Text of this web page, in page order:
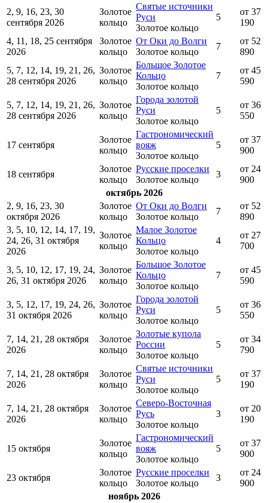
2, 9, 16, 23, 30
сентября 2026
Золотое
кольцо
Святые источники
Руси
Золотое кольцо
5
от 37
190
4, 11, 18, 25 сентября
2026
Золотое
кольцо
От Оки до Волги
Золотое кольцо
7
от 52
890
5, 7, 12, 14, 19, 21, 26,
28 сентября 2026
Золотое
кольцо
Большое Золотое
Кольцо
Золотое кольцо
7
от 45
590
5, 7, 12, 14, 19, 21, 26,
28 сентября 2026
Золотое
кольцо
Города золотой
Руси
Золотое кольцо
5
от 36
550
17 сентября
Золотое
кольцо
Гастрономический
вояж
Золотое кольцо
5
от 37
900
18 сентября
Золотое
кольцо
Русские проселки
Золотое кольцо
3
от 24
900
октябрь 2026
2, 9, 16, 23, 30
октября 2026
Золотое
кольцо
От Оки до Волги
Золотое кольцо
7
от 52
890
3, 5, 10, 12, 14, 17, 19,
24, 26, 31 октября
2026
Золотое
кольцо
Малое Золотое
Кольцо
Золотое кольцо
4
от 27
700
3, 5, 10, 12, 17, 19, 24,
26, 31 октября 2026
Золотое
кольцо
Большое Золотое
Кольцо
Золотое кольцо
7
от 45
590
3, 5, 12, 17, 19, 24, 26,
31 октября 2026
Золотое
кольцо
Города золотой
Руси
Золотое кольцо
5
от 36
550
7, 14, 21, 28 октября
2026
Золотое
кольцо
Золотые купола
России
Золотое кольцо
5
от 34
790
7, 14, 21, 28 октября
2026
Золотое
кольцо
Святые источники
Руси
Золотое кольцо
5
от 37
190
7, 14, 21, 28 октября
2026
Золотое
кольцо
Северо-Восточная
Русь
Золотое кольцо
3
от 20
190
15 октября
Золотое
кольцо
Гастрономический
вояж
Золотое кольцо
5
от 37
900
23 октября
Золотое
кольцо
Русские проселки
Золотое кольцо
3
от 24
900
ноябрь 2026